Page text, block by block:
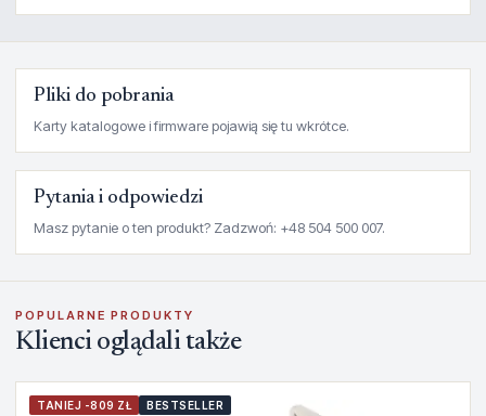
Pliki do pobrania
Karty katalogowe i firmware pojawią się tu wkrótce.
Pytania i odpowiedzi
Masz pytanie o ten produkt? Zadzwoń: +48 504 500 007.
POPULARNE PRODUKTY
Klienci oglądali także
TANIEJ -809 ZŁ BESTSELLER